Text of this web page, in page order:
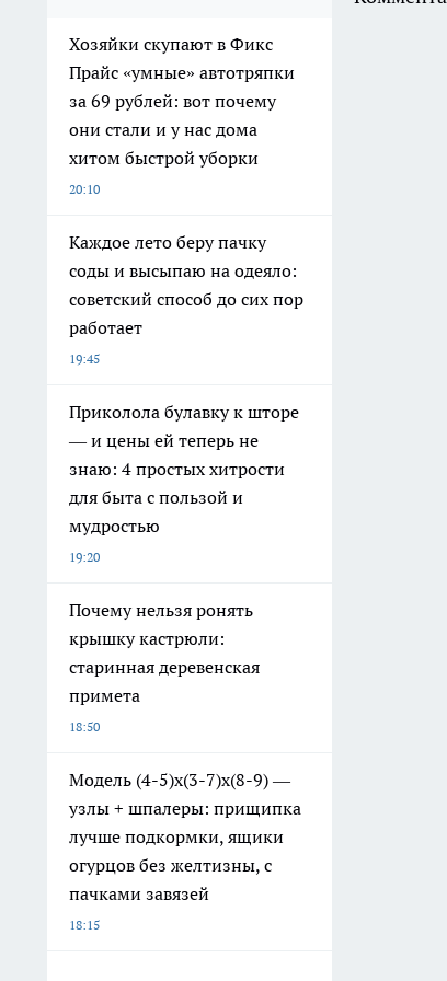
Хозяйки скупают в Фикс
Прайс «умные» автотряпки
за 69 рублей: вот почему
они стали и у нас дома
хитом быстрой уборки
20:10
Каждое лето беру пачку
соды и высыпаю на одеяло:
советский способ до сих пор
работает
19:45
Приколола булавку к шторе
— и цены ей теперь не
знаю: 4 простых хитрости
для быта с пользой и
мудростью
19:20
Почему нельзя ронять
крышку кастрюли:
старинная деревенская
примета
18:50
Модель (4-5)х(3-7)х(8-9) —
узлы + шпалеры: прищипка
лучше подкормки, ящики
огурцов без желтизны, с
пачками завязей
18:15